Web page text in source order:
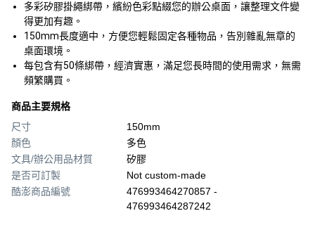
多彩矽膠掛繩綁帶，繽紛色彩點綴您的辦公桌面，讓整理文件變
得更加有趣。
150mm長度適中，方便您輕鬆固定各種物品，告別雜亂無章的
桌面環境。
每包含有50條綁帶，經濟實惠，滿足您長時間的使用需求，無需
頻繁購買。
商品主要規格
尺寸
150mm
顏色
多色
文具/辦公用品材質
矽膠
是否可訂製
Not custom-made
酷澎商品編號
476993464270857 -
476993464287242